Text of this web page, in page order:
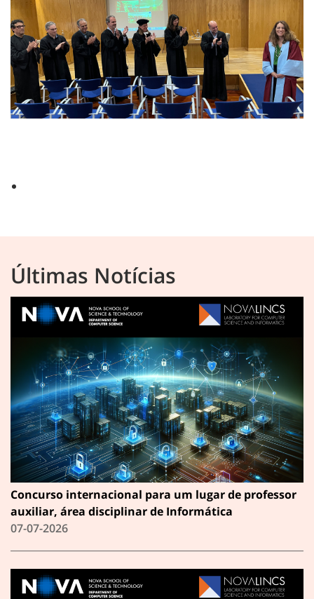
Últimas Notícias
Concurso internacional para um lugar de professor
auxiliar, área disciplinar de Informática
07-07-2026